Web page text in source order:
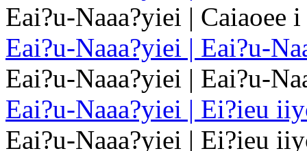
Eai?u-Naaa?yiei | Caiaoee
Eai?u-Naaa?yiei | Eai?u-
Eai?u-Naaa?yiei | Eai?u-
Eai?u-Naaa?yiei | Ei?ieu
Eai?u-Naaa?yiei | Ei?ieu